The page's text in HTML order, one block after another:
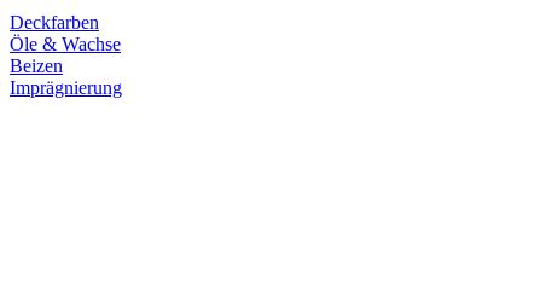
Deckfarben
Öle & Wachse
Beizen
Imprägnierung